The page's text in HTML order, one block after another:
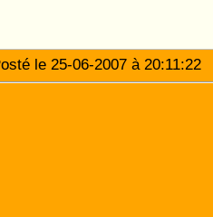
le 25-06-2007 à